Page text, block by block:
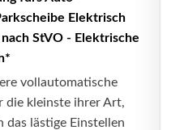
Elektrisch
StVO - Elektrische
vollautomatische
die kleinste ihrer Art,
das lästige Einstellen